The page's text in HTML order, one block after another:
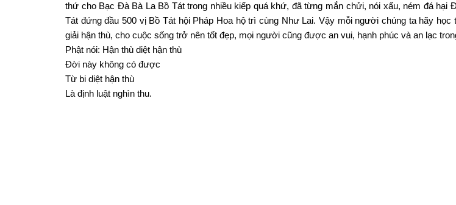
thứ cho Bạc Đà Bà La Bồ Tát trong nhiều kiếp quá khứ, đã từng mắn chửi, nói xấu, ném đá hại
Tát đứng đầu 500 vị Bồ Tát hội Pháp Hoa hộ trì cùng Như Lai. Vậy mỗi người chúng ta hãy học
giải hận thù, cho cuộc sống trở nên tốt đẹp, mọi người cũng được an vui, hạnh phúc và an lạc
Phật nói: Hận thù diệt hận thù
Đời này không có được
Từ bi diệt hận thù
Là định luật nghìn thu.